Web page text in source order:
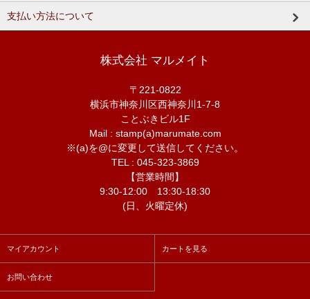
支払い方法について
株式会社 マルメイト
〒221-0822
横浜市神奈川区西神奈川1-7-8
ことぶきビル1F
Mail : stamp(a)marumate.com
※(a)を@に変更して送信してください。
TEL : 045-323-3869
【営業時間】
9:30-12:00 13:30-18:30
(日、火曜定休)
マイアカウント カートを見る
お問い合わせ